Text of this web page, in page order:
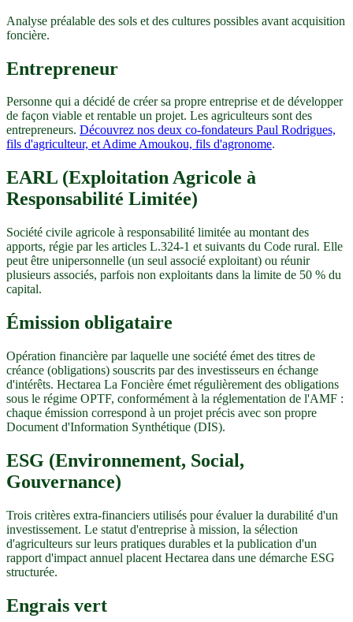
Analyse préalable des sols et des cultures possibles avant acquisition
foncière.
Entrepreneur
Personne qui a décidé de créer sa propre entreprise et de développer
de façon viable et rentable un projet. Les agriculteurs sont des
entrepreneurs. Découvrez nos deux co-fondateurs Paul Rodrigues,
fils d'agriculteur, et Adime Amoukou, fils d'agronome.
EARL (Exploitation Agricole à
Responsabilité Limitée)
Société civile agricole à responsabilité limitée au montant des
apports, régie par les articles L.324-1 et suivants du Code rural. Elle
peut être unipersonnelle (un seul associé exploitant) ou réunir
plusieurs associés, parfois non exploitants dans la limite de 50 % du
capital.
Émission obligataire
Opération financière par laquelle une société émet des titres de
créance (obligations) souscrits par des investisseurs en échange
d'intérêts. Hectarea La Foncière émet régulièrement des obligations
sous le régime OPTF, conformément à la réglementation de l'AMF :
chaque émission correspond à un projet précis avec son propre
Document d'Information Synthétique (DIS).
ESG (Environnement, Social,
Gouvernance)
Trois critères extra-financiers utilisés pour évaluer la durabilité d'un
investissement. Le statut d'entreprise à mission, la sélection
d'agriculteurs sur leurs pratiques durables et la publication d'un
rapport d'impact annuel placent Hectarea dans une démarche ESG
structurée.
Engrais vert